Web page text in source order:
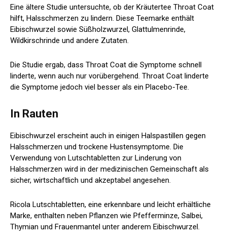
Eine ältere Studie untersuchte, ob der Kräutertee Throat Coat
hilft, Halsschmerzen zu lindern. Diese Teemarke enthält
Eibischwurzel sowie Süßholzwurzel, Glattulmenrinde,
Wildkirschrinde und andere Zutaten.
Die Studie ergab, dass Throat Coat die Symptome schnell
linderte, wenn auch nur vorübergehend. Throat Coat linderte
die Symptome jedoch viel besser als ein Placebo-Tee.
In Rauten
Eibischwurzel erscheint auch in einigen Halspastillen gegen
Halsschmerzen und trockene Hustensymptome. Die
Verwendung von Lutschtabletten zur Linderung von
Halsschmerzen wird in der medizinischen Gemeinschaft als
sicher, wirtschaftlich und akzeptabel angesehen.
Ricola Lutschtabletten, eine erkennbare und leicht erhältliche
Marke, enthalten neben Pflanzen wie Pfefferminze, Salbei,
Thymian und Frauenmantel unter anderem Eibischwurzel.